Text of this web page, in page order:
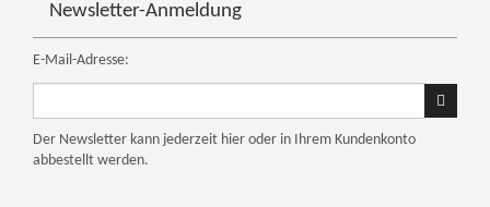
Newsletter-Anmeldung
E-Mail-Adresse:
E-
Mail
Adresse
Der Newsletter kann jederzeit hier oder in Ihrem Kundenkonto
abbestellt werden.